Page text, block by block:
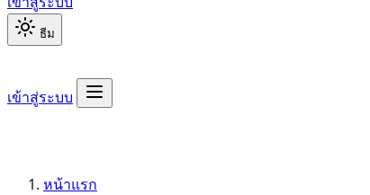
ธีม
เข้าสู่ระบบ
หน้าแรก